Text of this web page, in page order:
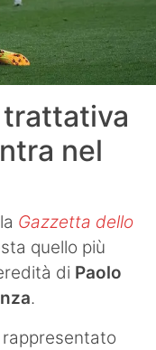
nel
Gazzetta dello
quello più
di Paolo
.